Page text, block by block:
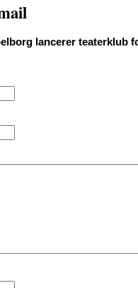
lancerer teaterklub